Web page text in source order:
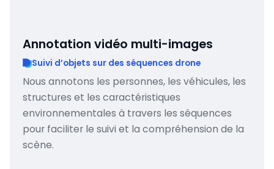
Annotation vidéo multi-images
Suivi d’objets sur des séquences drone
Nous annotons les personnes, les véhicules, les
structures et les caractéristiques
environnementales à travers les séquences
pour faciliter le suivi et la compréhension de la
scène.